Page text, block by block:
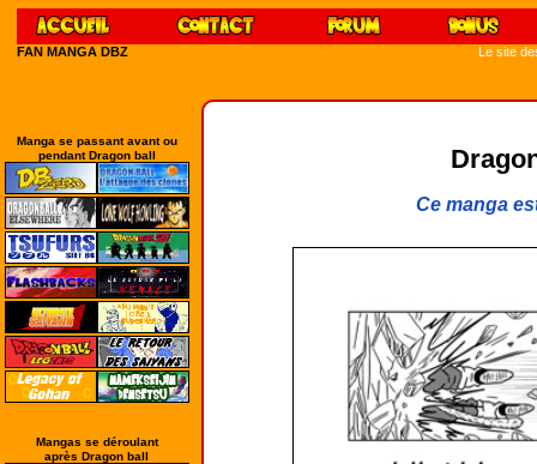
FAN MANGA DBZ Le site
Manga se passant avant ou
pendant Dragon ball
Mangas se déroulant
après Dragon ball
Ce manga